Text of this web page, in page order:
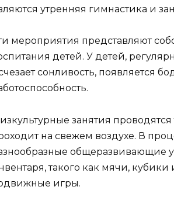
утренняя гимнастика и
мероприятия представляют
детей. У детей,
сонливость, появляется
занятия
на свежем воздухе. В
общеразвивающие
такого как мячи,
игры.